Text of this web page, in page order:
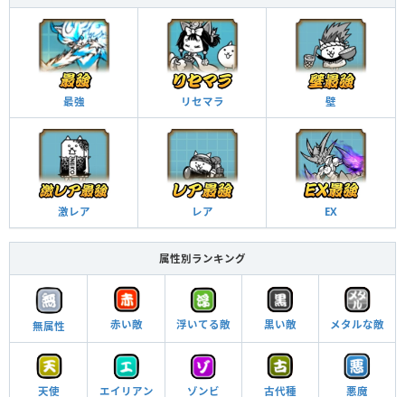
最強 リセマラ 壁
激レア レア EX
属性別ランキング
無属性 赤い敵 浮いてる敵 黒い敵 メタルな敵
天使 エイリアン ゾンビ 古代種 悪魔